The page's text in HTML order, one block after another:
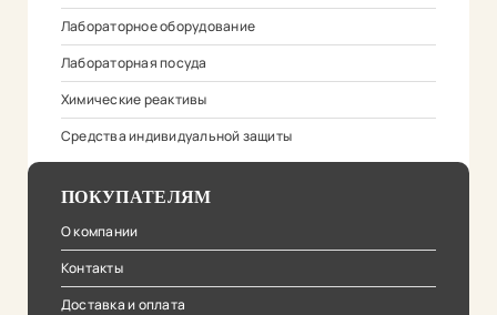
Лабораторное оборудование
Лабораторная посуда
Химические реактивы
Средства индивидуальной защиты
ПОКУПАТЕЛЯМ
О компании
Контакты
Доставка и оплата